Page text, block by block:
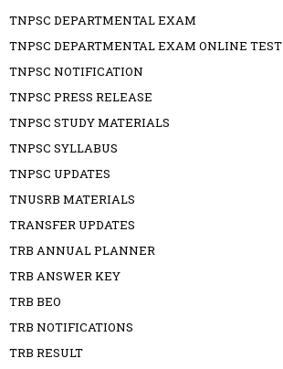
TNPSC DEPARTMENTAL EXAM
TNPSC DEPARTMENTAL EXAM ONLINE TEST
TNPSC NOTIFICATION
TNPSC PRESS RELEASE
TNPSC STUDY MATERIALS
TNPSC SYLLABUS
TNPSC UPDATES
TNUSRB MATERIALS
TRANSFER UPDATES
TRB ANNUAL PLANNER
TRB ANSWER KEY
TRB BEO
TRB NOTIFICATIONS
TRB RESULT